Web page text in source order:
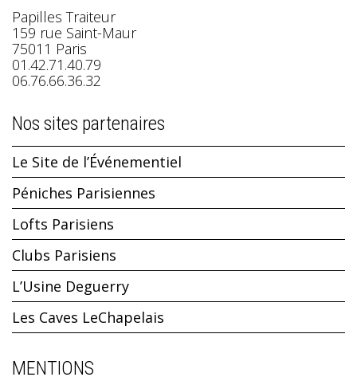
Papilles Traiteur
159 rue Saint-Maur
75011 Paris
01.42.71.40.79
06.76.66.36.32
Nos sites partenaires
Le Site de l’Événementiel
Péniches Parisiennes
Lofts Parisiens
Clubs Parisiens
L’Usine Deguerry
Les Caves LeChapelais
MENTIONS